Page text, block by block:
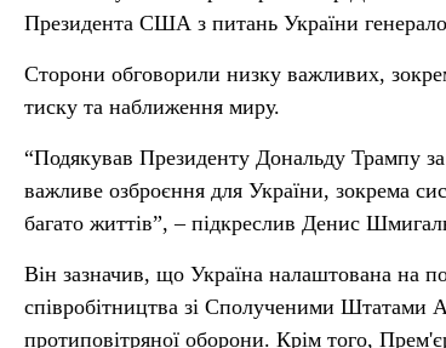
Президента США з питань України
Сторони обговорили низку важливих,
тиску та наближення миру.
“Подякував Президенту Дональду Трампу
важливе озброєння для України, зокрема
багато життів”, – підкреслив Денис
Він зазначив, що Україна налаштована на
співробітництва зі Сполученими
протиповітряної оборони. Крім того,